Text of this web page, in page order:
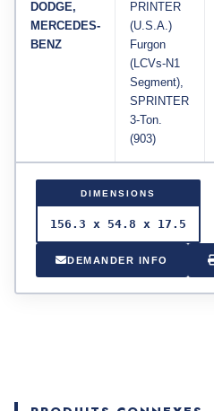
DODGE,
MERCEDES-
BENZ
PRINTER
(U.S.A.)
Furgon
(LCVs-N1
Segment),
SPRINTER
3-Ton.
(903)
DIMENSIONS
156.3 x 54.8 x 17.5
DEMANDER INFO